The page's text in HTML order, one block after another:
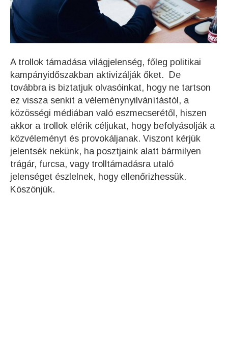
A trollok támadása világjelenség, főleg politikai
kampányidőszakban aktivizálják őket. De
továbbra is biztatjuk olvasóinkat, hogy ne tartson
ez vissza senkit a véleménynyilvánítástól, a
közösségi médiában való eszmecserétől, hiszen
akkor a trollok elérik céljukat, hogy befolyásolják a
közvéleményt és provokáljanak. Viszont kérjük
jelentsék nekünk, ha posztjaink alatt bármilyen
trágár, furcsa, vagy trolltámadásra utaló
jelenséget észlelnek, hogy ellenőrizhessük.
Köszönjük.